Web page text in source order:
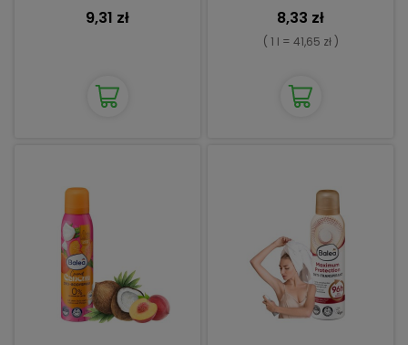
Zapach Deo
9,31 zł 8,33 zł
( 1 l = 41,65 zł )